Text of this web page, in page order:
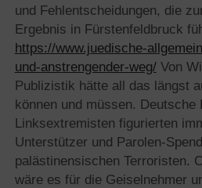
und Fehlentscheidungen, die
Ergebnis in Fürstenfeldbruck
https://www.juedische-
und-anstrengender-weg/Von
Publizistik hätte all das längst
können und müssen. Deutsche
Linksextremisten figurierten
Unterstützer und Parolen-
palästinensischen Terroristen.
wäre es für die Geiselnehmer